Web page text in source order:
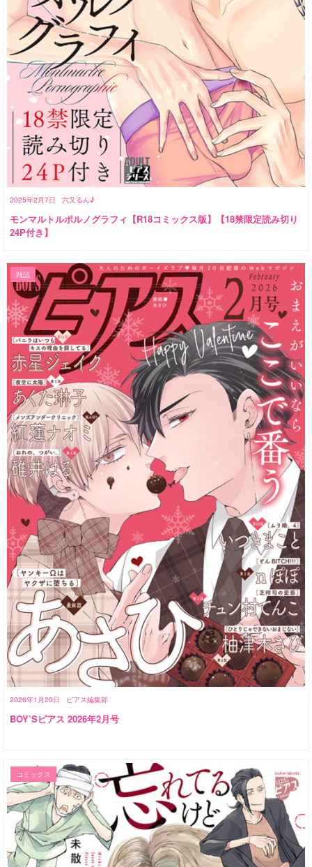
2025年2月7日 六又るん♪
モンマルトルポルノグラフィ【R18コミックス版】【18禁限定読み切り
24P付き】
2026年1月20日 ピアス編集部
雑誌
BOY’Sピアス 2026年2月号
コミックス